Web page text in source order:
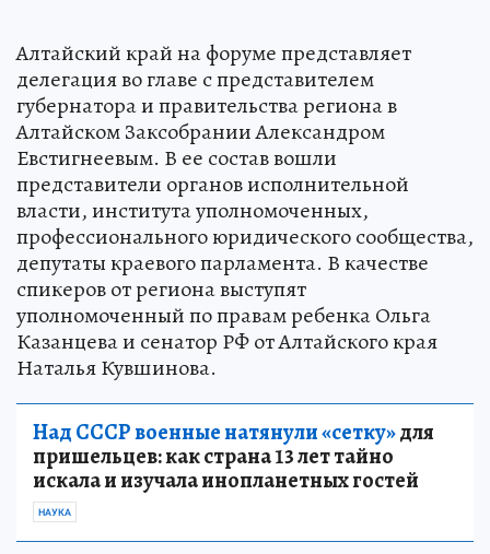
Алтайский край на форуме представляет
делегация во главе с представителем
губернатора и правительства региона в
Алтайском Заксобрании Александром
Евстигнеевым. В ее состав вошли
представители органов исполнительной
власти, института уполномоченных,
профессионального юридического сообщества,
депутаты краевого парламента. В качестве
спикеров от региона выступят
уполномоченный по правам ребенка Ольга
Казанцева и сенатор РФ от Алтайского края
Наталья Кувшинова.
Над СССР военные натянули «сетку»для
пришельцев: как страна 13 лет тайно
искала и изучала инопланетных гостей
НАУКА